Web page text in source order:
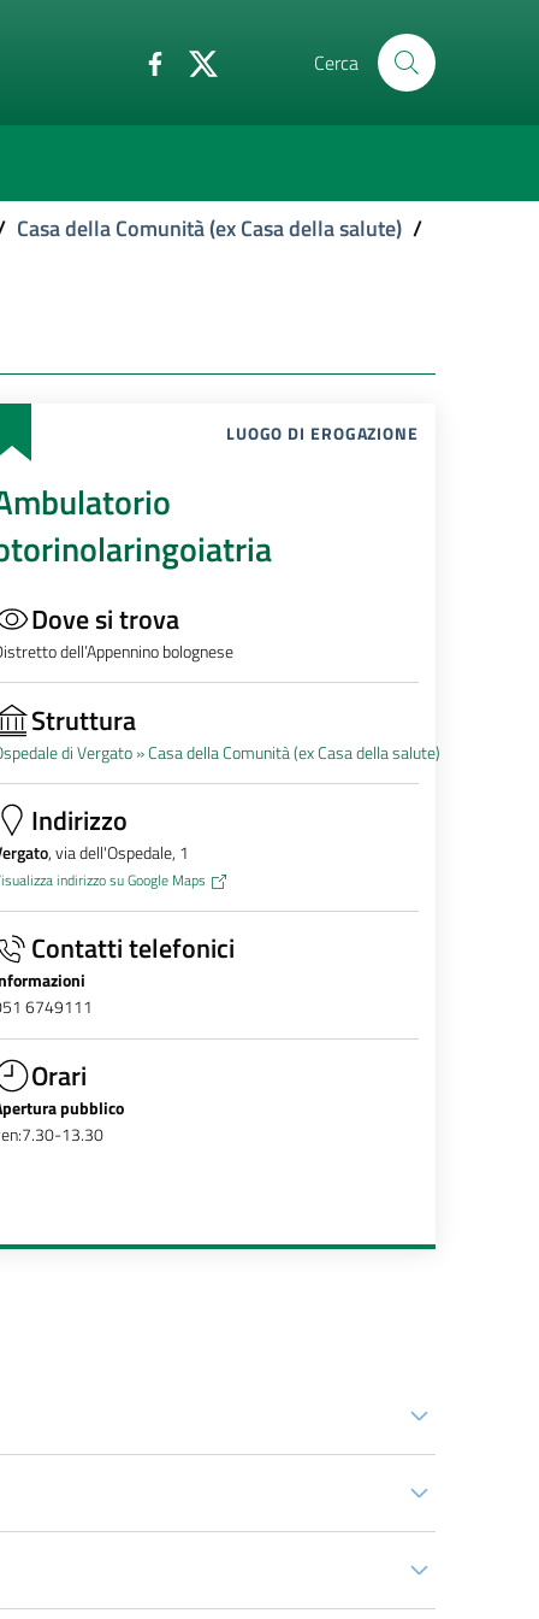
Cerca
Casa della Comunità (ex Casa della salute) /
LUOGO DI EROGAZIONE
Dove si trova
dell’Appennino bolognese
Struttura
di Vergato »Casa della Comunità (ex Casa della salute)
Indirizzo
, via dell'Ospedale, 1
indirizzo su Google Maps
Contatti telefonici
6749111
Orari
pubblico
13.30